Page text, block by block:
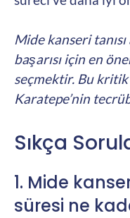
Mide kanseri
başarısı için en
seçmektir. Bu
Karatepe’nin
Sıkça
1. Mide
süresi ne